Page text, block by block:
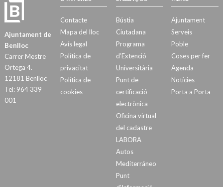
Ajuntament de
Benlloc
Carrer Mestre
Ortega 4.
12181 Benlloc
Tel: 964 339
001
Contacte
Mapa del lloc
Avís legal
Política de
privacitat
Política de
cookies
Bústia
Ciutadana
Programa
d’Extenció
Universitària
Punt de
certificació
electrònica
Oficina virtual
del cadastre
LABORA
Autos
Mediterráneo
Punt
Ajuntament
Serveis
Poble
Coses per fer
Agenda
Notícies
Porta a Porta